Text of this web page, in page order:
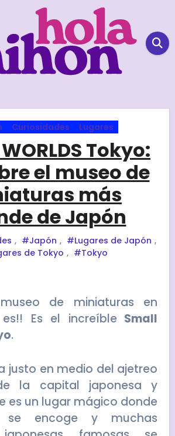
Curiosidades Lugares
Tokyo:
el museo de
más
de Japón
, #Japón , #Lugares de Japón ,
de Tokyo , #Tokyo
Es el increíble Small
.
justo en medio del ajetreo
la capital japonesa y
es un lugar mágico donde
encoge y muchas